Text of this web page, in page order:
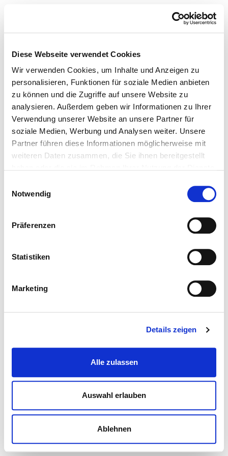
Diese Webseite verwendet Cookies
Wir verwenden Cookies, um Inhalte und Anzeigen zu
personalisieren, Funktionen für soziale Medien anbieten
zu können und die Zugriffe auf unsere Website zu
analysieren. Außerdem geben wir Informationen zu Ihrer
Verwendung unserer Website an unsere Partner für
soziale Medien, Werbung und Analysen weiter. Unsere
Partner führen diese Informationen möglicherweise mit
weiteren Daten zusammen, die Sie ihnen bereitgestellt
Notwendig
Präferenzen
Statistiken
Marketing
Details zeigen
Alle zulassen
Auswahl erlauben
Ablehnen